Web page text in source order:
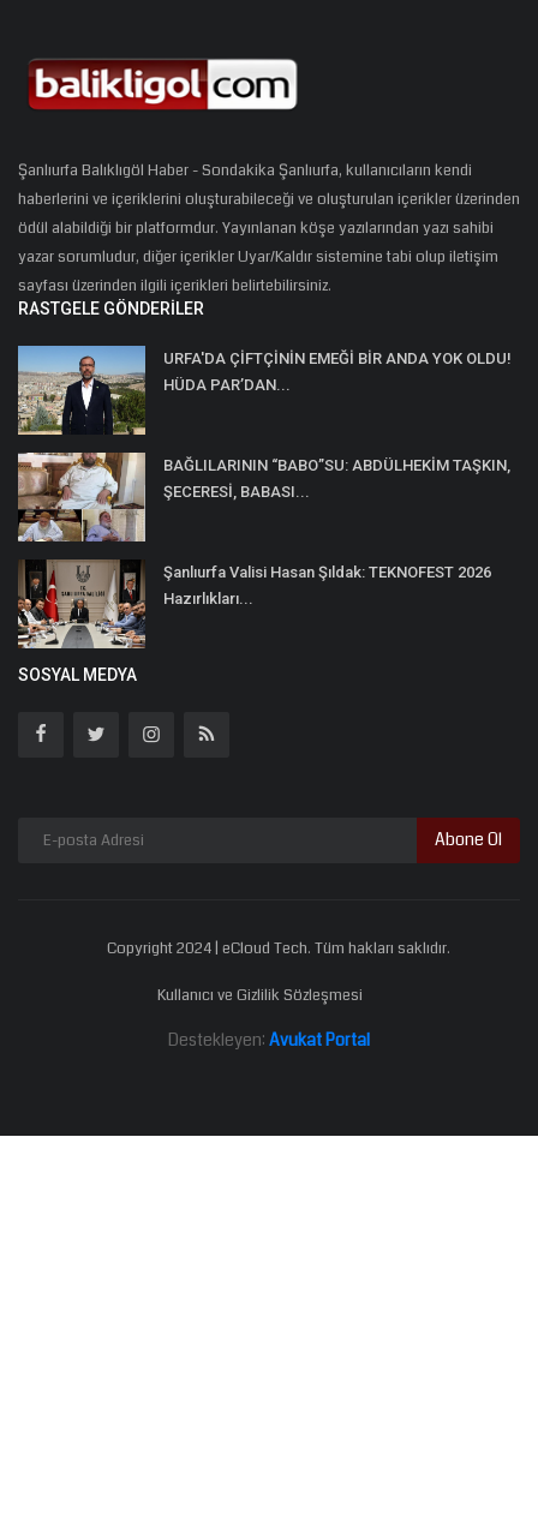
Şanlıurfa Balıklıgöl Haber - Sondakika Şanlıurfa, kullanıcıların kendi
haberlerini ve içeriklerini oluşturabileceği ve oluşturulan içerikler üzerinden
ödül alabildiği bir platformdur. Yayınlanan köşe yazılarından yazı sahibi
yazar sorumludur, diğer içerikler Uyar/Kaldır sistemine tabi olup iletişim
sayfası üzerinden ilgili içerikleri belirtebilirsiniz.
RASTGELE GÖNDERILER
URFA'DA ÇİFTÇİNİN EMEĞİ BİR ANDA YOK OLDU!
HÜDA PAR’DAN...
BAĞLILARININ “BABO”SU: ABDÜLHEKİM TAŞKIN,
ŞECERESİ, BABASI...
Şanlıurfa Valisi Hasan Şıldak: TEKNOFEST 2026
Hazırlıkları...
SOSYAL MEDYA
Abone Ol
Copyright 2024 | eCloud Tech. Tüm hakları saklıdır.
Kullanıcı ve Gizlilik Sözleşmesi
Destekleyen: Avukat Portal